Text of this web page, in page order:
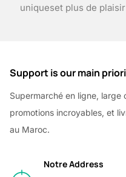
uniqueset plus de
Support is our main
Supermarché en ligne,
promotions incroyables, et
au Maroc.
Notre Address